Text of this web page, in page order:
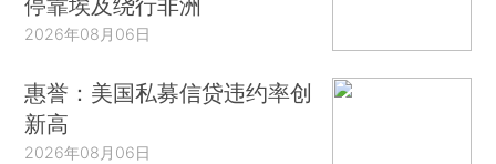
2026年08月06日
惠誉：美国私募信贷违约率创
新高
2026年08月06日